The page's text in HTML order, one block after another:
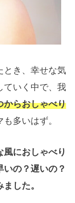
とき、幸せな気
ていく中で、我
からおしゃべり
多いはず。
におしゃべり
いの？遅いの？
した。